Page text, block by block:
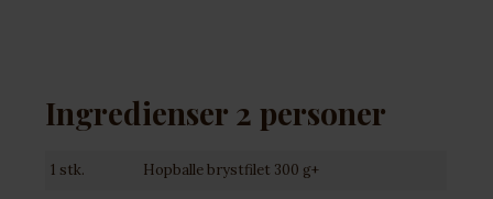
Ingredienser 2 personer
1 stk. Hopballe brystfilet 300 g+